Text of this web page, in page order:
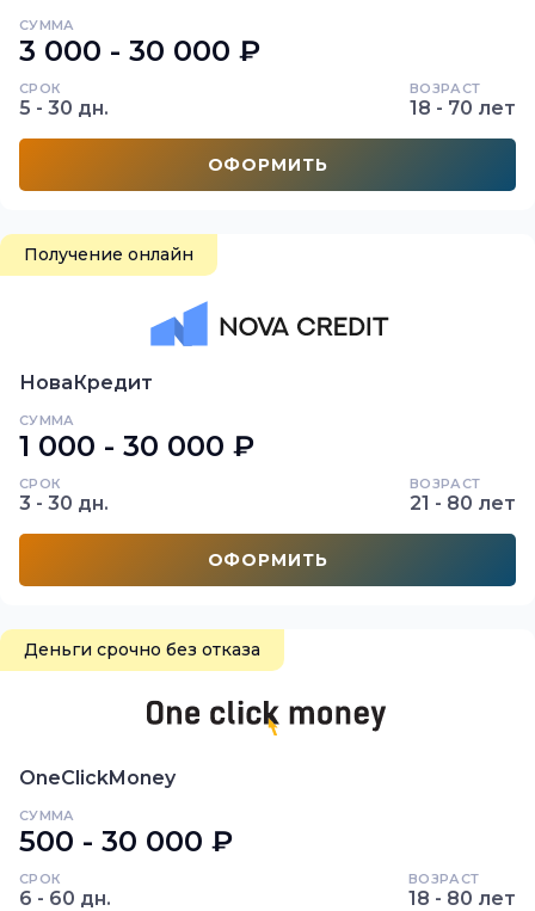
СУММА
3 000 - 30 000 ₽
СРОК
5 - 30 дн.
ВОЗРАСТ
18 - 70 лет
ОФОРМИТЬ
Получение онлайн
НоваКредит
СУММА
1 000 - 30 000 ₽
СРОК
3 - 30 дн.
ВОЗРАСТ
21 - 80 лет
ОФОРМИТЬ
Деньги срочно без отказа
OneClickMoney
СУММА
500 - 30 000 ₽
СРОК
6 - 60 дн.
ВОЗРАСТ
18 - 80 лет